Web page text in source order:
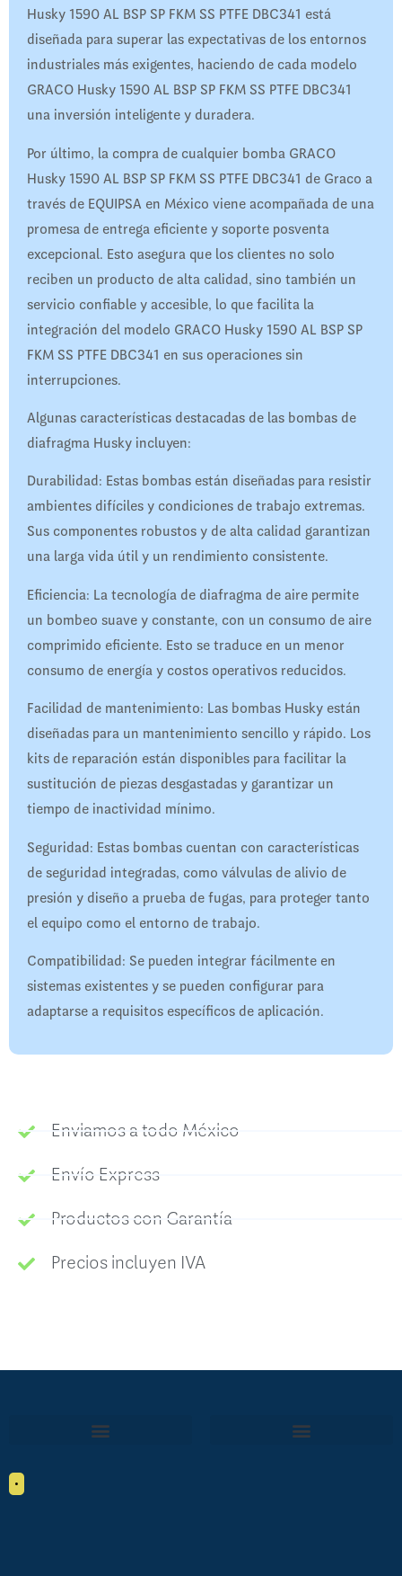
Husky 1590 AL BSP SP FKM SS PTFE DBC341 está
diseñada para superar las expectativas de los entornos
industriales más exigentes, haciendo de cada modelo
GRACO Husky 1590 AL BSP SP FKM SS PTFE DBC341
una inversión inteligente y duradera.
Por último, la compra de cualquier bomba GRACO
Husky 1590 AL BSP SP FKM SS PTFE DBC341 de Graco a
través de EQUIPSA en México viene acompañada de una
promesa de entrega eficiente y soporte posventa
excepcional. Esto asegura que los clientes no solo
reciben un producto de alta calidad, sino también un
servicio confiable y accesible, lo que facilita la
integración del modelo GRACO Husky 1590 AL BSP SP
FKM SS PTFE DBC341 en sus operaciones sin
interrupciones.
Algunas características destacadas de las bombas de
diafragma Husky incluyen:
Durabilidad: Estas bombas están diseñadas para resistir
ambientes difíciles y condiciones de trabajo extremas.
Sus componentes robustos y de alta calidad garantizan
una larga vida útil y un rendimiento consistente.
Eficiencia: La tecnología de diafragma de aire permite
un bombeo suave y constante, con un consumo de aire
comprimido eficiente. Esto se traduce en un menor
consumo de energía y costos operativos reducidos.
Facilidad de mantenimiento: Las bombas Husky están
diseñadas para un mantenimiento sencillo y rápido. Los
kits de reparación están disponibles para facilitar la
sustitución de piezas desgastadas y garantizar un
tiempo de inactividad mínimo.
Seguridad: Estas bombas cuentan con características
de seguridad integradas, como válvulas de alivio de
presión y diseño a prueba de fugas, para proteger tanto
el equipo como el entorno de trabajo.
Compatibilidad: Se pueden integrar fácilmente en
sistemas existentes y se pueden configurar para
adaptarse a requisitos específicos de aplicación.
Enviamos a todo México
Envío Express
Productos con Garantía
Precios incluyen IVA
•